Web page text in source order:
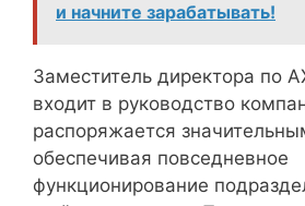
и начните зарабатывать!
Заместитель директора по
входит в руководство
распоряжается
обеспечивая повседневное
функционирование